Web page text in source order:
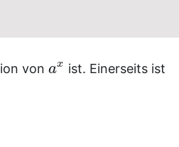
von ax ist. Einerseits ist